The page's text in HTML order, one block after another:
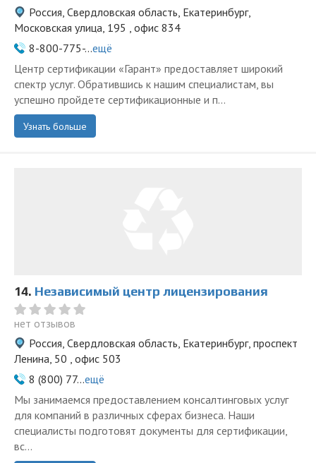
Россия, Свердловская область, Екатеринбург,
Московская улица, 195 , офис 834
8-800-775-...ещё
Центр сертификации «Гарант» предоставляет широкий
спектр услуг. Обратившись к нашим специалистам, вы
успешно пройдете сертификационные и п...
Узнать больше
14. Независимый центр лицензирования
нет отзывов
Россия, Свердловская область, Екатеринбург, проспект
Ленина, 50 , офис 503
8 (800) 77...ещё
Мы занимаемся предоставлением консалтинговых услуг
для компаний в различных сферах бизнеса. Наши
специалисты подготовят документы для сертификации,
вс...